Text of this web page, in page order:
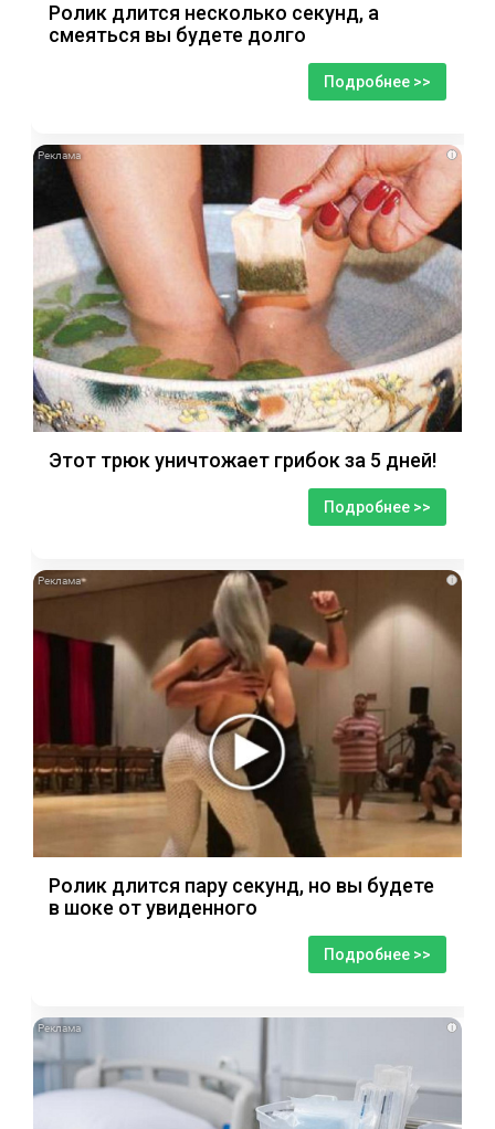
Ролик длится несколько секунд, а
смеяться вы будете долго
Подробнее >>
i
Этот трюк уничтожает грибок за 5 дней!
Подробнее >>
i
Ролик длится пару секунд, но вы будете
в шоке от увиденного
Подробнее >>
i